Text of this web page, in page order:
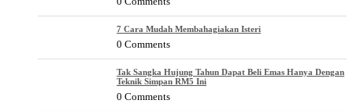
7 Cara Mudah Membahagiakan Isteri
0 Comments
Tak Sangka Hujung Tahun Dapat Beli Emas Hanya Dengan
Teknik Simpan RM5 Ini
0 Comments